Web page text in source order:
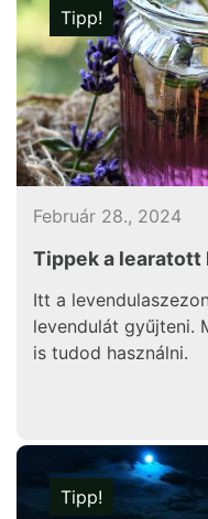
Tipp!
Február 28., 2024
Tippek a learatott
Itt a
levendulát gyűjteni.
is tudod használni.
Tipp!